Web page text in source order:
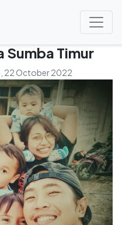
Sumba Timur
, 22 October 2022